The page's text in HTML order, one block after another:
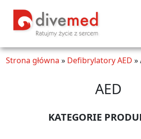
Strona główna » Defibrylatory AED »
AED
KATEGORIE